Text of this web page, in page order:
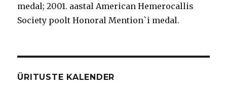
medal; 2001. aastal American Hemerocallis
Society poolt Honoral Mention`i medal.
ÜRITUSTE KALENDER